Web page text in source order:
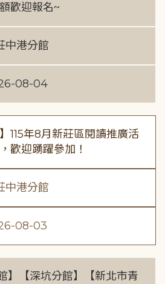
歡迎報名~
中港分館
08-04
】115年8月新莊區閱讀推廣活
歡迎踴躍參加！
中港分館
08-03
】【深坑分館】【新北市青